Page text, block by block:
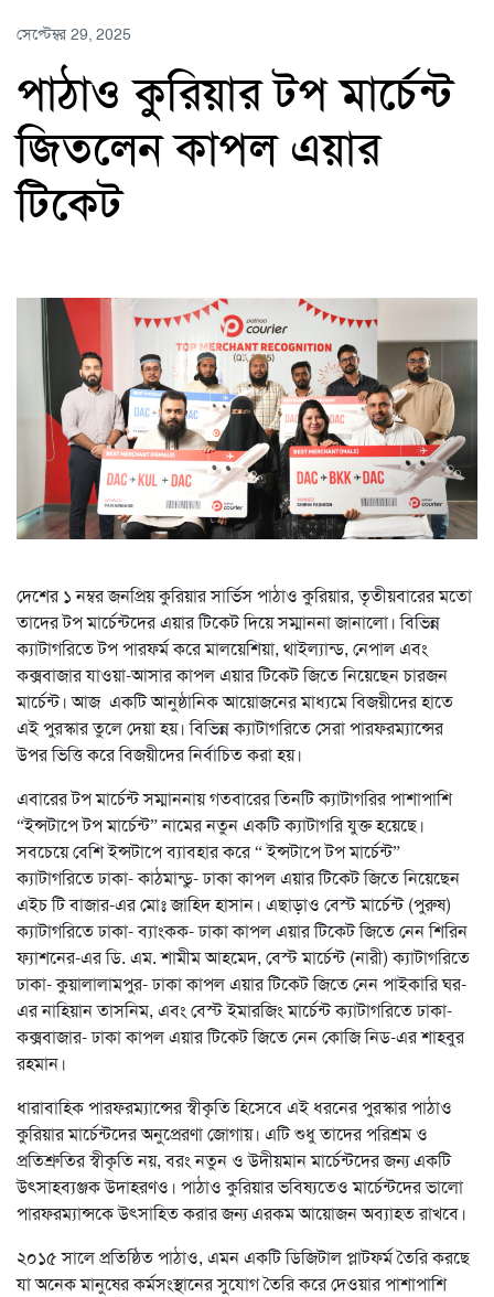
সেপ্টেম্বর 29, 2025
পাঠাও কুরিয়ার টপ মার্চেন্ট
জিতলেন কাপল এয়ার
টিকেট
দেশের ১ নম্বর জনপ্রিয় কুরিয়ার সার্ভিস পাঠাও কুরিয়ার, তৃতীয়বারের মতো
তাদের টপ মার্চেন্টদের এয়ার টিকেট দিয়ে সম্মাননা জানালো। বিভিন্ন
ক্যাটাগরিতে টপ পারফর্ম করে মালয়েশিয়া, থাইল্যান্ড, নেপাল এবং
কক্সবাজার যাওয়া-আসার কাপল এয়ার টিকেট জিতে নিয়েছেন চারজন
মার্চেন্ট। আজ একটি আনুষ্ঠানিক আয়োজনের মাধ্যমে বিজয়ীদের হাতে
এই পুরস্কার তুলে দেয়া হয়। বিভিন্ন ক্যাটাগরিতে সেরা পারফরম্যান্সের
উপর ভিত্তি করে বিজয়ীদের নির্বাচিত করা হয়।
এবারের টপ মার্চেন্ট সম্মাননায় গতবারের তিনটি ক্যাটাগরির পাশাপাশি
“ইন্সটাপে টপ মার্চেন্ট” নামের নতুন একটি ক্যাটাগরি যুক্ত হয়েছে।
সবচেয়ে বেশি ইন্সটাপে ব্যাবহার করে “ ইন্সটাপে টপ মার্চেন্ট”
ক্যাটাগরিতে ঢাকা- কাঠমান্ডু- ঢাকা কাপল এয়ার টিকেট জিতে নিয়েছেন
এইচ টি বাজার-এর মোঃ জাহিদ হাসান। এছাড়াও বেস্ট মার্চেন্ট (পুরুষ)
ক্যাটাগরিতে ঢাকা- ব্যাংকক- ঢাকা কাপল এয়ার টিকেট জিতে নেন শিরিন
ফ্যাশনের-এর ডি. এম. শামীম আহমেদ, বেস্ট মার্চেন্ট (নারী) ক্যাটাগরিতে
ঢাকা- কুয়ালালামপুর- ঢাকা কাপল এয়ার টিকেট জিতে নেন পাইকারি ঘর-
এর নাহিয়ান তাসনিম, এবং বেস্ট ইমারজিং মার্চেন্ট ক্যাটাগরিতে ঢাকা-
কক্সবাজার- ঢাকা কাপল এয়ার টিকেট জিতে নেন কোজি নিড-এর শাহবুর
রহমান।
ধারাবাহিক পারফরম্যান্সের স্বীকৃতি হিসেবে এই ধরনের পুরস্কার পাঠাও
কুরিয়ার মার্চেন্টদের অনুপ্রেরণা জোগায়। এটি শুধু তাদের পরিশ্রম ও
প্রতিশ্রুতির স্বীকৃতি নয়, বরং নতুন ও উদীয়মান মার্চেন্টদের জন্য একটি
উৎসাহব্যঞ্জক উদাহরণও। পাঠাও কুরিয়ার ভবিষ্যতেও মার্চেন্টদের ভালো
পারফরম্যান্সকে উৎসাহিত করার জন্য এরকম আয়োজন অব্যাহত রাখবে।
২০১৫ সালে প্রতিষ্ঠিত পাঠাও, এমন একটি ডিজিটাল প্লাটফর্ম তৈরি করছে
যা অনেক মানুষের কর্মসংস্থানের সুযোগ তৈরি করে দেওয়ার পাশাপাশি